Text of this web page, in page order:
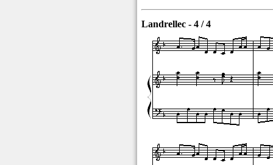
Landrellec - 4 / 4